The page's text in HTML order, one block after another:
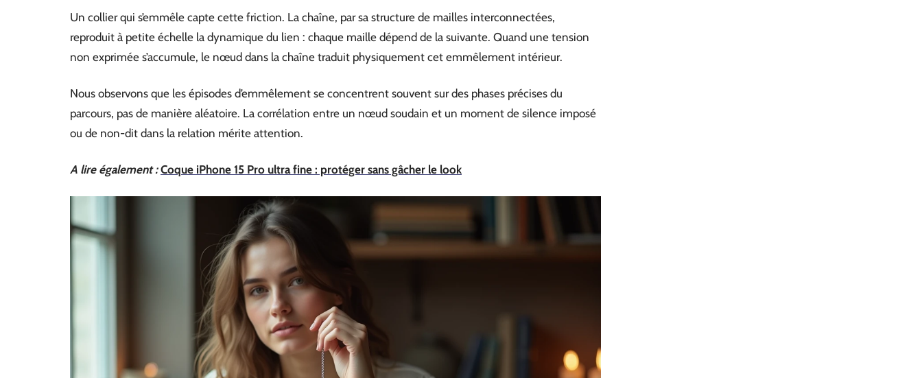
Un collier qui s’emmêle capte cette friction. La chaîne, par sa structure de mailles interconnectées,
reproduit à petite échelle la dynamique du lien : chaque maille dépend de la suivante. Quand une tension
non exprimée s’accumule, le nœud dans la chaîne traduit physiquement cet emmêlement intérieur.
Nous observons que les épisodes d’emmêlement se concentrent souvent sur des phases précises du
parcours, pas de manière aléatoire. La corrélation entre un nœud soudain et un moment de silence imposé
ou de non-dit dans la relation mérite attention.
A lire également : Coque iPhone 15 Pro ultra fine : protéger sans gâcher le look